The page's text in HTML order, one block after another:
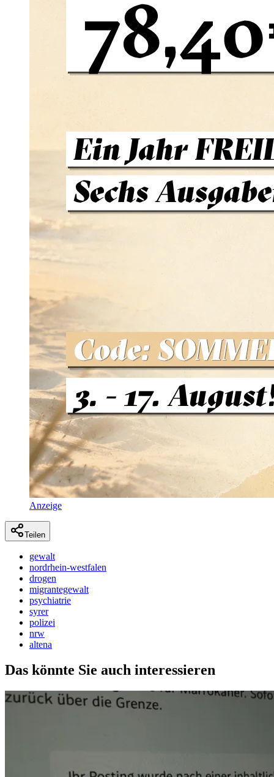
Anzeige
Teilen
gewalt
nordrhein-westfalen
drogen
migrantegewalt
psychiatrie
syrer
polizei
nrw
altena
Das könnte Sie auch interessieren